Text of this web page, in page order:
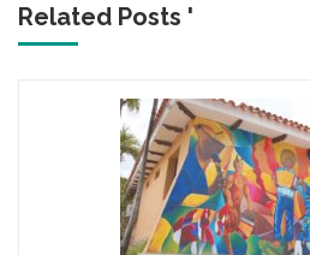
Related Posts '